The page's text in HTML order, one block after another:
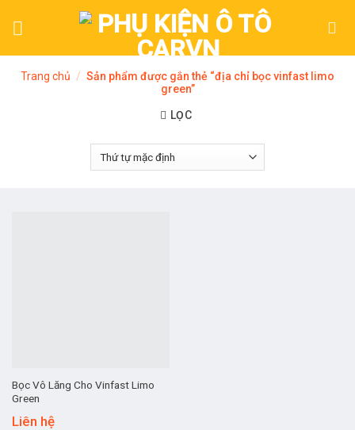
Trang chủ / Sản phẩm được gắn thẻ “địa chỉ bọc vinfast limo
green”
LỌC
Bọc Vô Lăng Cho Vinfast Limo
Green
Liên hệ